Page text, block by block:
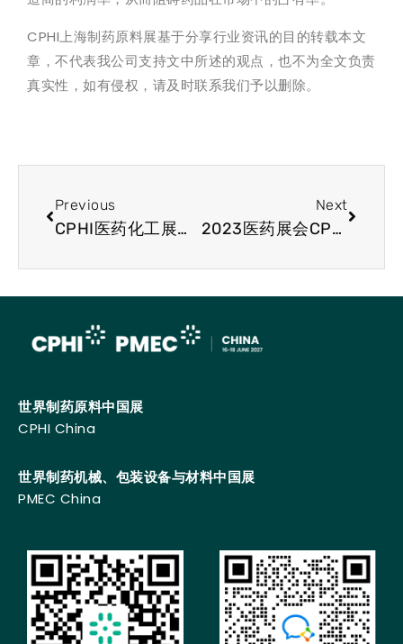
CPHI上海制药原料展基于分享行业资讯的目的转载本文
章，不代表我公司支持文中所述的观点，也不为全文负责
真实性，如有侵权，请及时联系我们予以删除。
Previous
CPHI医药化工展行业资讯-医药化工展现出更强自动化趋势
Next
2023医药展会CPHI-动物来源的生物药产业
世界制药原料中国展
CPHI China
世界制药机械、包装设备与材料中国展
PMEC China